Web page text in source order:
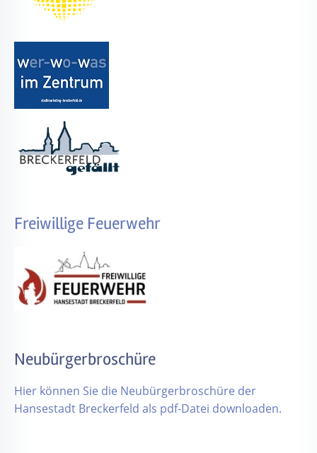
Freiwillige Feuerwehr
Neubürgerbroschüre
Hier können Sie die Neubürgerbroschüre der
Hansestadt Breckerfeld als pdf-Datei downloaden.